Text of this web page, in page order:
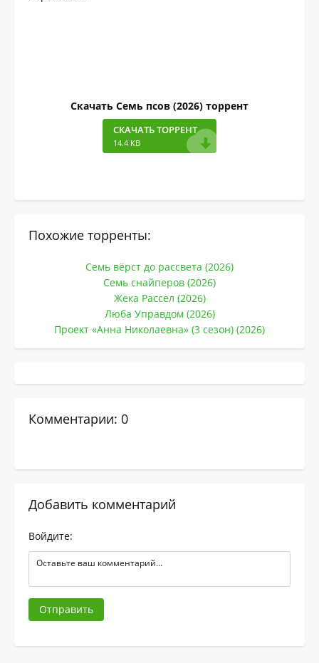
Скачать Семь псов (2026) торрент
СКАЧАТЬ ТОРРЕНТ
14.4 KB
Похожие торренты:
Семь вёрст до рассвета (2026)
Семь снайперов (2026)
Жека Рассел (2026)
Люба Управдом (2026)
Проект «Анна Николаевна» (3 сезон) (2026)
Комментарии: 0
Добавить комментарий
Войдите:
Отправить